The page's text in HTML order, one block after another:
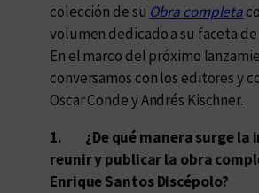
colección de su Obra completa
volumen dedicado a su faceta
En el marco del próximo
conversamos con los editores y
Oscar Conde y Andrés Kischner.
1.
¿De qué manera surge
reunir y publicar la obra
Enrique Santos Discépolo?